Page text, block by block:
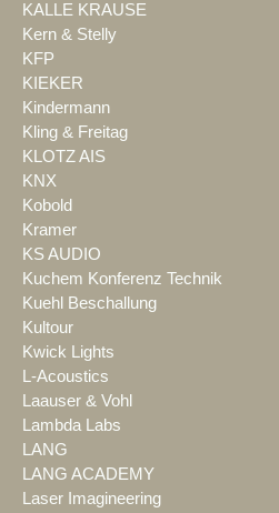
KALLE KRAUSE
Kern & Stelly
KFP
KIEKER
Kindermann
Kling & Freitag
KLOTZ AIS
KNX
Kobold
Kramer
KS AUDIO
Kuchem Konferenz Technik
Kuehl Beschallung
Kultour
Kwick Lights
L-Acoustics
Laauser & Vohl
Lambda Labs
LANG
LANG ACADEMY
Laser Imagineering